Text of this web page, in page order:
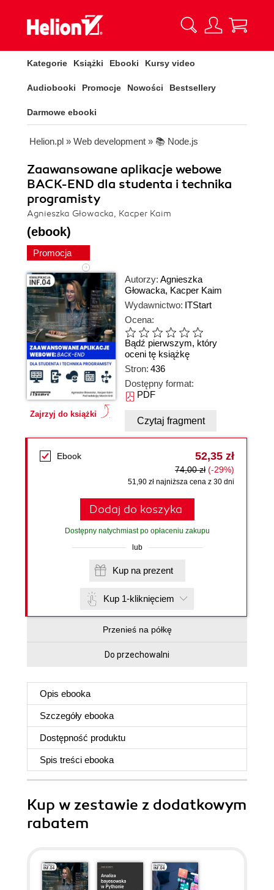
Kategorie Książki Ebooki Kursy video
Audiobooki Promocje Nowości Bestsellery
Darmowe ebooki
Helion.pl » Web development » 📚 Node.js
Zaawansowane aplikacje webowe
BACK-END dla studenta i technika
programisty
Agnieszka Głowacka, Kacper Kaim
(ebook)
Promocja
Zajrzyj do książki
Autorzy: Agnieszka
Głowacka, Kacper Kaim
Wydawnictwo: ITStart
Ocena:
Bądź pierwszym, który
oceni tę książkę
Stron: 436
Dostępny format:
PDF
Czytaj fragment
Ebook 52,35 zł
74,00 zł (-29%)
51,90 zł najniższa cena z 30 dni
Dodaj do koszyka
Dostępny natychmiast po opłaceniu zakupu
lub
Kup na prezent
Kup 1-kliknięciem
Przenieś na półkę
Do przechowalni
Opis ebooka
Szczegóły ebooka
Dostępność produktu
Spis treści ebooka
Kup w zestawie z dodatkowym
rabatem